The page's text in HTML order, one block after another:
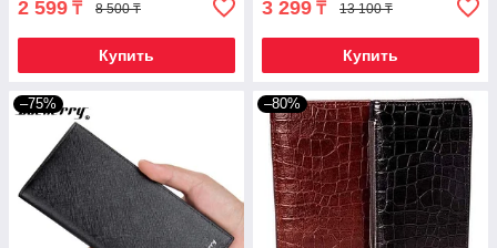
2 599 ₸ 8 500 ₸
Купить
3 299 ₸ 13 100 ₸
Купить
–75% –80%